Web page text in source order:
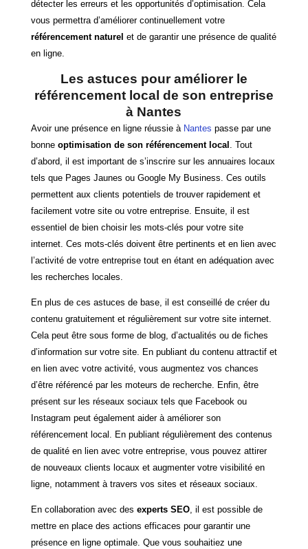
détecter les erreurs et les opportunités d’optimisation. Cela
vous permettra d’améliorer continuellement votre
référencement naturel et de garantir une présence de qualité
en ligne.
Les astuces pour améliorer le
référencement local de son entreprise
à Nantes
Avoir une présence en ligne réussie à Nantes passe par une
bonne optimisation de son référencement local . Tout
d’abord, il est important de s’inscrire sur les annuaires locaux
tels que Pages Jaunes ou Google My Business. Ces outils
permettent aux clients potentiels de trouver rapidement et
facilement votre site ou votre entreprise. Ensuite, il est
essentiel de bien choisir les mots-clés pour votre site
internet. Ces mots-clés doivent être pertinents et en lien avec
l’activité de votre entreprise tout en étant en adéquation avec
les recherches locales.
En plus de ces astuces de base, il est conseillé de créer du
contenu gratuitement et régulièrement sur votre site internet.
Cela peut être sous forme de blog, d’actualités ou de fiches
d’information sur votre site. En publiant du contenu attractif et
en lien avec votre activité, vous augmentez vos chances
d’être référencé par les moteurs de recherche. Enfin, être
présent sur les réseaux sociaux tels que Facebook ou
Instagram peut également aider à améliorer son
référencement local. En publiant régulièrement des contenus
de qualité en lien avec votre entreprise, vous pouvez attirer
de nouveaux clients locaux et augmenter votre visibilité en
ligne, notamment à travers vos sites et réseaux sociaux.
En collaboration avec des experts SEO, il est possible de
mettre en place des actions efficaces pour garantir une
présence en ligne optimale. Que vous souhaitiez une